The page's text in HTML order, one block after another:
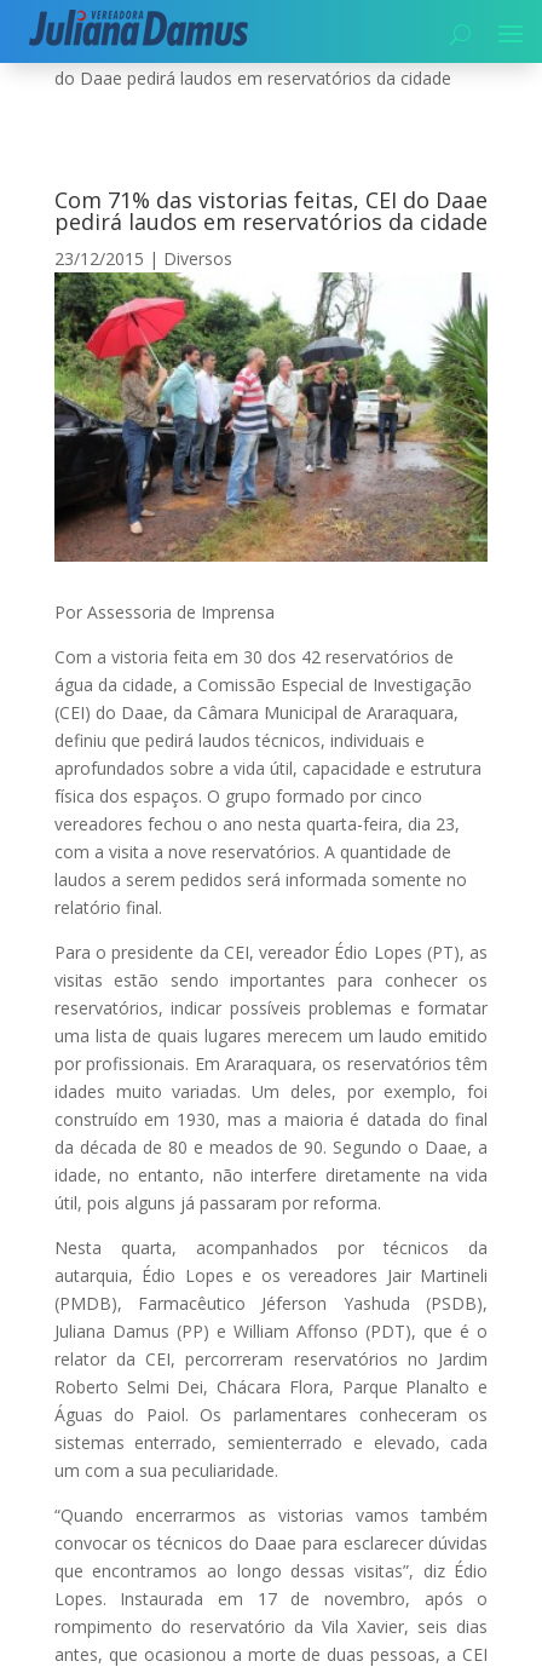
Início|Diversos|Com 71% das vistorias feitas, CEI
do Daae pedirá laudos em reservatórios da cidade
Com 71% das vistorias feitas, CEI do Daae
pedirá laudos em reservatórios da cidade
23/12/2015 | Diversos
Por Assessoria de Imprensa
Com a vistoria feita em 30 dos 42 reservatórios de
água da cidade, a Comissão Especial de Investigação
(CEI) do Daae, da Câmara Municipal de Araraquara,
definiu que pedirá laudos técnicos, individuais e
aprofundados sobre a vida útil, capacidade e estrutura
física dos espaços. O grupo formado por cinco
vereadores fechou o ano nesta quarta-feira, dia 23,
com a visita a nove reservatórios. A quantidade de
laudos a serem pedidos será informada somente no
relatório final.
Para o presidente da CEI, vereador Édio Lopes (PT), as
visitas estão sendo importantes para conhecer os
reservatórios, indicar possíveis problemas e formatar
uma lista de quais lugares merecem um laudo emitido
por profissionais. Em Araraquara, os reservatórios têm
idades muito variadas. Um deles, por exemplo, foi
construído em 1930, mas a maioria é datada do final
da década de 80 e meados de 90. Segundo o Daae, a
idade, no entanto, não interfere diretamente na vida
útil, pois alguns já passaram por reforma.
Nesta quarta, acompanhados por técnicos da
autarquia, Édio Lopes e os vereadores Jair Martineli
(PMDB), Farmacêutico Jéferson Yashuda (PSDB),
Juliana Damus (PP) e William Affonso (PDT), que é o
relator da CEI, percorreram reservatórios no Jardim
Roberto Selmi Dei, Chácara Flora, Parque Planalto e
Águas do Paiol. Os parlamentares conheceram os
sistemas enterrado, semienterrado e elevado, cada
um com a sua peculiaridade.
“Quando encerrarmos as vistorias vamos também
convocar os técnicos do Daae para esclarecer dúvidas
que encontramos ao longo dessas visitas”, diz Édio
Lopes. Instaurada em 17 de novembro, após o
rompimento do reservatório da Vila Xavier, seis dias
antes, que ocasionou a morte de duas pessoas, a CEI